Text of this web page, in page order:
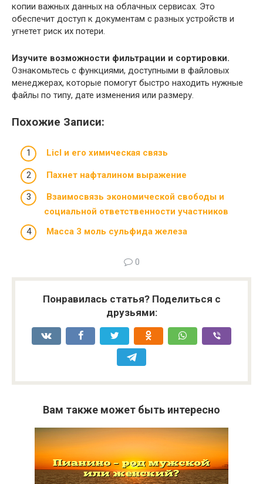
копии важных данных на облачных сервисах. Это
обеспечит доступ к документам с разных устройств и
угнетет риск их потери.
Изучите возможности фильтрации и сортировки.
Ознакомьтесь с функциями, доступными в файловых
менеджерах, которые помогут быстро находить нужные
файлы по типу, дате изменения или размеру.
Похожие Записи:
Licl и его химическая связь
Пахнет нафталином выражение
Взаимосвязь экономической свободы и
социальной ответственности участников
Масса 3 моль сульфида железа
0
Понравилась статья? Поделиться с
друзьями:
Вам также может быть интересно